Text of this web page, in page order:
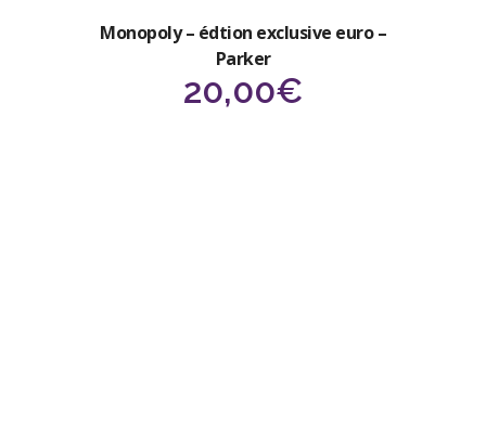
Monopoly – édtion exclusive euro –
Parker
20,00€